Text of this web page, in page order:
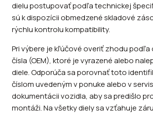
dielu postupovať podľa technickej
sú k dispozícii obmedzené skladové
rýchlu kontrolu kompatibility.
Pri výbere je kľúčové overiť zhodu podľa
čísla (OEM), ktoré je vyrazené alebo
diele. Odporúča sa porovnať toto
číslom uvedeným v ponuke alebo v
dokumentácii vozidla, aby sa predišlo
montáži. Na všetky diely sa vzťahuje